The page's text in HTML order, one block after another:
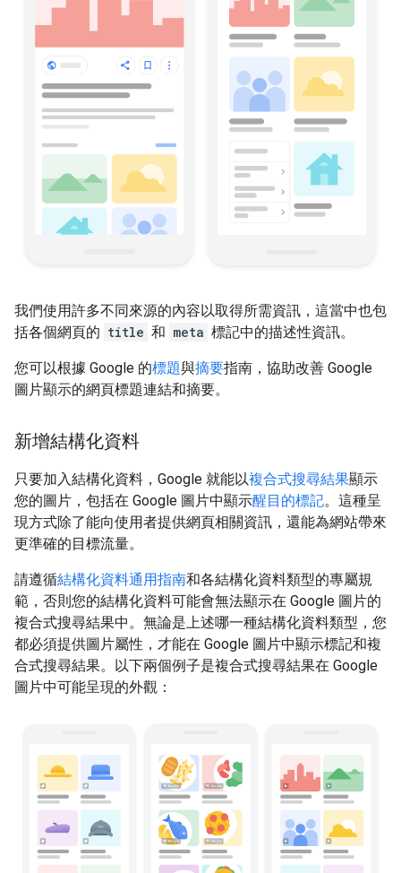
我們使用許多不同來源的內容以取得所需資訊，這當中也包
括各個網頁的 title 和 meta 標記中的描述性資訊。
您可以根據 Google 的標題與摘要指南，協助改善 Google
圖片顯示的網頁標題連結和摘要。
新增結構化資料
只要加入結構化資料，Google 就能以複合式搜尋結果顯示
您的圖片，包括在 Google 圖片中顯示醒目的標記。這種呈
現方式除了能向使用者提供網頁相關資訊，還能為網站帶來
更準確的目標流量。
請遵循結構化資料通用指南和各結構化資料類型的專屬規
範，否則您的結構化資料可能會無法顯示在 Google 圖片的
複合式搜尋結果中。無論是上述哪一種結構化資料類型，您
都必須提供圖片屬性，才能在 Google 圖片中顯示標記和複
合式搜尋結果。以下兩個例子是複合式搜尋結果在 Google
圖片中可能呈現的外觀：